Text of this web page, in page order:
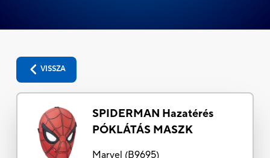
VISSZA
SPIDERMAN Hazatérés
PÓKLÁTÁS MASZK
Marvel (B9695)